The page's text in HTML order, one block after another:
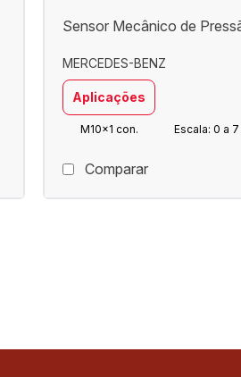
Sensor Mecânico de
MERCEDES-BENZ
Aplicações
M10x1 con. Escala: 0 a
Comparar